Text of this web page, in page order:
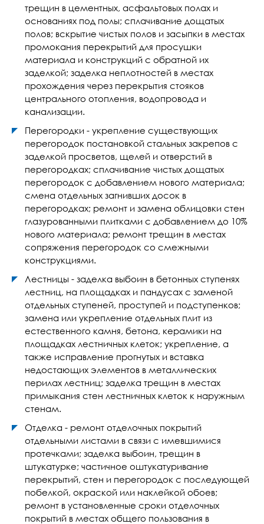
трещин в цементных, асфальтовых полах и
основаниях под полы; сплачивание дощатых
полов; вскрытие чистых полов и засыпки в местах
промокания перекрытий для просушки
материала и конструкций с обратной их
заделкой; заделка неплотностей в местах
прохождения через перекрытия стояков
центрального отопления, водопровода и
канализации.
Перегородки - укрепление существующих
перегородок постановкой стальных закрепов с
заделкой просветов, щелей и отверстий в
перегородках; сплачивание чистых дощатых
перегородок с добавлением нового материала;
смена отдельных загнивших досок в
перегородках; ремонт и замена облицовки стен
глазурованными плитками с добавлением до 10%
нового материала; ремонт трещин в местах
сопряжения перегородок со смежными
конструкциями.
Лестницы - заделка выбоин в бетонных ступенях
лестниц, на площадках и пандусах с заменой
отдельных ступеней, проступей и подступенков;
замена или укрепление отдельных плит из
естественного камня, бетона, керамики на
площадках лестничных клеток; укрепление, а
также исправление прогнутых и вставка
недостающих элементов в металлических
перилах лестниц; заделка трещин в местах
примыкания стен лестничных клеток к наружным
стенам.
Отделка - ремонт отделочных покрытий
отдельными листами в связи с имевшимися
протечками; заделка выбоин, трещин в
штукатурке; частичное оштукатуривание
перекрытий, стен и перегородок с последующей
побелкой, окраской или наклейкой обоев;
ремонт в установленные сроки отделочных
покрытий в местах общего пользования в